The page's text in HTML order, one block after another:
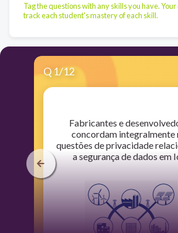
Tag the questions with any skills you have.
track each student's mastery of each skill.
Q 1/12
​Fabricantes e
concordam integralmente
questões de privacidade
a segurança de dados em